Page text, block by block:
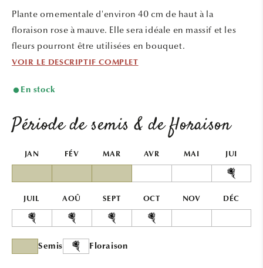
fenêtre
modale
Plante ornementale d'environ 40 cm de haut à la
floraison rose à mauve. Elle sera idéale en massif et les
fleurs pourront être utilisées en bouquet.
VOIR LE DESCRIPTIF COMPLET
En stock
Période de semis & de floraison
JAN FÉV MAR AVR MAI JUI
JUIL AOÛ SEPT OCT NOV DÉC
Semis Floraison